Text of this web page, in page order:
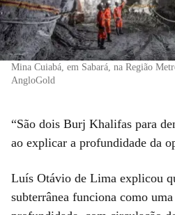
Mina Cuiabá, em Sabará, na Região
AngloGold
“São dois Burj Khalifas para
ao explicar a profundidade da
Luís Otávio de Lima explicou
subterrânea funciona como